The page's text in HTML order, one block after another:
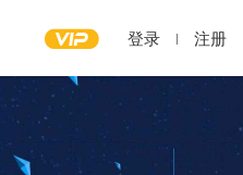
登录 注册